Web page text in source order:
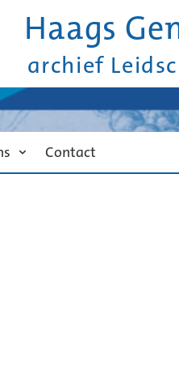
Haags
archief
Contact